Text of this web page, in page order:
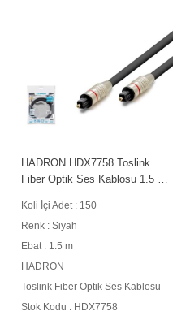
HADRON HDX7758 Toslink
Fiber Optik Ses Kablosu 1.5 m
Koli İçi Adet : 150
Renk : Siyah
Ebat : 1.5 m
HADRON
Toslink Fiber Optik Ses Kablosu
Stok Kodu : HDX7758